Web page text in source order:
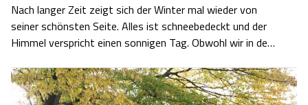
Nach langer Zeit zeigt sich der Winter mal wieder von
seiner schönsten Seite. Alles ist schneebedeckt und der
Himmel verspricht einen sonnigen Tag. Obwohl wir in der
heute wieder auf den Faßberg in den Wacholderwald. Mein
Lieblingsweg präsentier…